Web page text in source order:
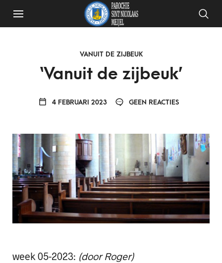
VANUIT DE ZIJBEUK
‘Vanuit de zijbeuk’
4 FEBRUARI 2023 GEEN REACTIES
week 05-2023: (door Roger)